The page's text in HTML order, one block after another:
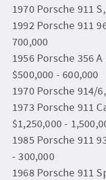
1970 Porsche 911
1992 Porsche 911
700,000
1956 Porsche 356
$500,000 - 600,000
1970 Porsche 914/
1973 Porsche 911
$1,250,000 -
1985 Porsche 911
- 300,000
1968 Porsche 911